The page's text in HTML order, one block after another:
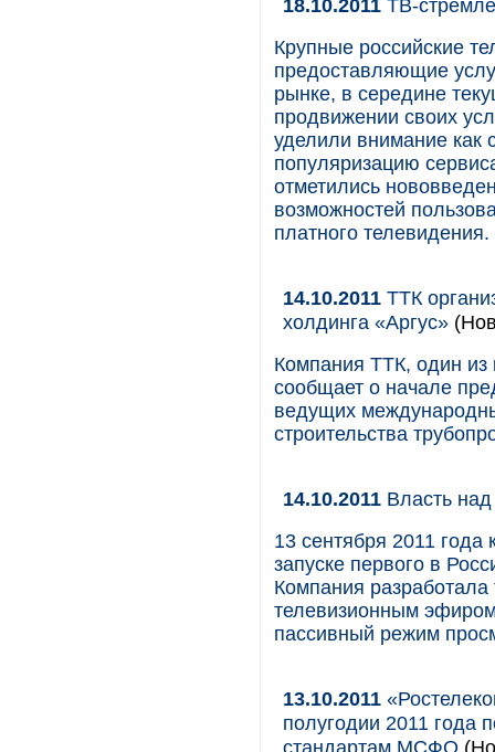
18.10.2011 ТВ-
Крупные российские
предоставляющие
рынке, в середине
продвижении своих
уделили внимание
популяризацию
отметились
возможностей
платного телевидения.
14.10.2011 ТТК
холдинга «Аргус»
Компания ТТК, один из
сообщает о начале
ведущих
строительства
14.10.2011 Власть
13 сентября 2011
запуске первого в
Компания
телевизионным
пассивный режим
13.10.2011
полугодии 2011 года
стандартам МСФО